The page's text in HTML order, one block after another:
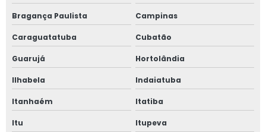
Serviços contábeis em guarulhos
Serviços contábeis em osasco
Serviços contábeis em sp
Serviços de contabilidade em guarulhos
Serviços de contabilidade em osasco
Bragança Paulista Campinas
Caraguatatuba Cubatão
Guarujá Hortolândia
Ilhabela Indaiatuba
Itanhaém Itatiba
Itu Itupeva